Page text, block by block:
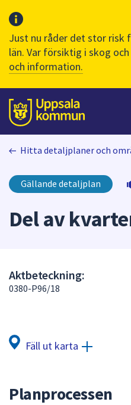
Just nu råder det stor risk
län. Var försiktig i skog
och information.
Till sidans
huvudinnehåll
Hitta detaljplaner och
Gällande detaljplan
Del av
Aktbeteckning:
0380-P96/18
Fäll ut karta
Planprocessen